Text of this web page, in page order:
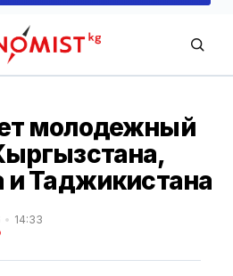
молодежный
и Таджикистана
14:33